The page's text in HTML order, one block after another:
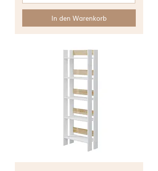
In den Warenkorb